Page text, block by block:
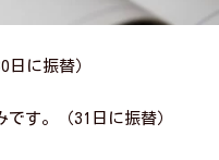
に振替）
す。（31日に振替）